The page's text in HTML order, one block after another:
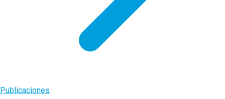
Publicaciones